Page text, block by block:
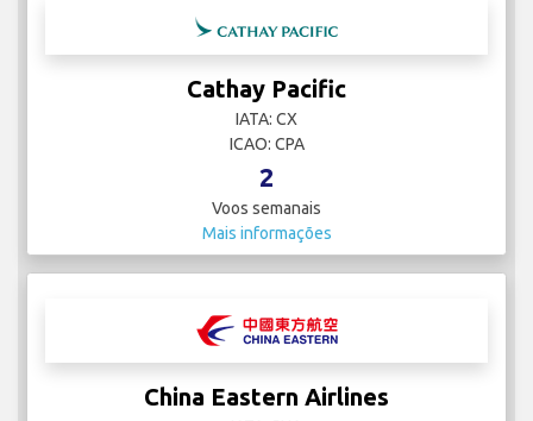
Cathay Pacific
IATA: CX
ICAO: CPA
2
Voos semanais
Mais informações
China Eastern Airlines